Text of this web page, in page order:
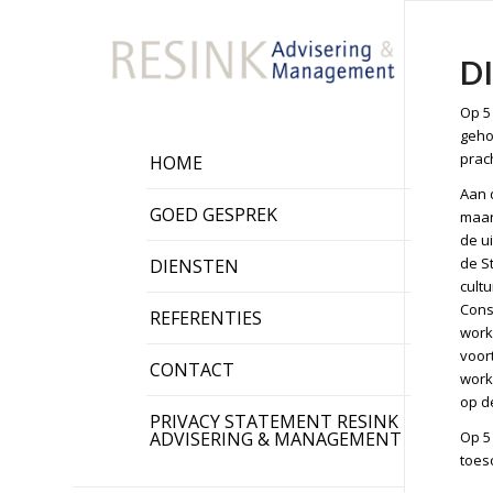
HOME
GOED GESPREK
DIENSTEN
REFERENTIES
CONTACT
PRIVACY STATEMENT RESINK
ADVISERING & MANAGEMENT
Op
Aan
de
de
op
Op